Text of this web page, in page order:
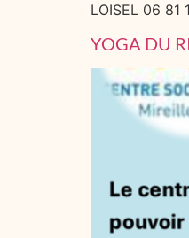
LOISEL 06
YOGA DU